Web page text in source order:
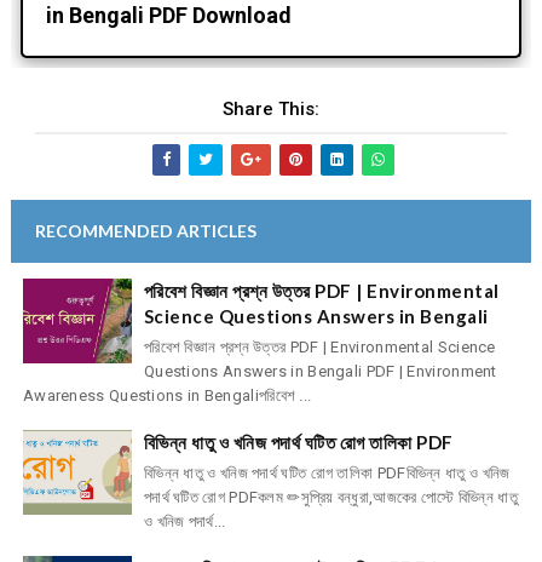
in Bengali PDF Download
Share This:
RECOMMENDED ARTICLES
পরিবেশ বিজ্ঞান প্রশ্ন উত্তর PDF | Environmental
Science Questions Answers in Bengali
পরিবেশ বিজ্ঞান প্রশ্ন উত্তর PDF | Environmental Science
Questions Answers in Bengali PDF | Environment
Awareness Questions in Bengaliপরিবেশ ...
বিভিন্ন ধাতু ও খনিজ পদার্থ ঘটিত রোগ তালিকা PDF
বিভিন্ন ধাতু ও খনিজ পদার্থ ঘটিত রোগ তালিকা PDFবিভিন্ন ধাতু ও খনিজ
পদার্থ ঘটিত রোগ PDFকলম ✏সুপ্রিয় বন্ধুরা,আজকের পোস্টে বিভিন্ন ধাতু
ও খনিজ পদার্থ...